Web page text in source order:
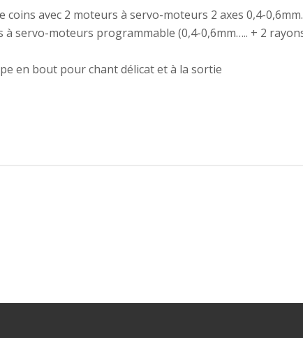
coins avec 2 moteurs à servo-moteurs 2 axes 0,4-
à servo-moteurs programmable (0,4-0,6mm….. + 2
en bout pour chant délicat et à la sortie